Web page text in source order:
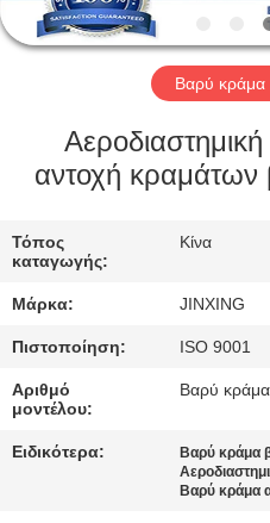
ΓΎΡΟΣ
ΕΡΓΟΣΤΑΣΊΩΝ
ΜΑΣ
ΣΕ
ΜΕ
ΕΙΔΉΣΕΙΣ
ΠΕΡΙΠΤΏΣΕΙΣ
Βαρύ κράμα
Αεροδιαστημική
αντοχή κραμάτων
Τόπος
καταγωγής:
Κίνα
Μάρκα: JINXING
Πιστοποίηση: ISO 9001
Αριθμό
μοντέλου:
Βαρύ
Ειδικότερα: Βαρύ κράμα
Βαρύ κράμα